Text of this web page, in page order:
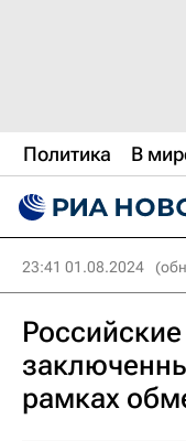
Политика В
23:41 01.08.2024
рамках